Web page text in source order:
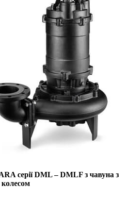
серії DML – DMLF з чавуна з